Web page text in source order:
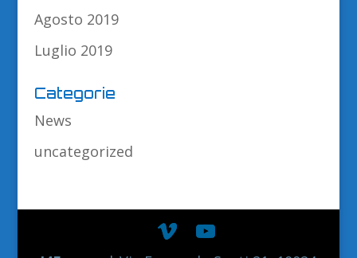
Agosto 2019
Luglio 2019
Categorie
News
uncategorized